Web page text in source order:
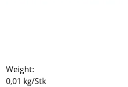
Weight:
0,01 kg/Stk